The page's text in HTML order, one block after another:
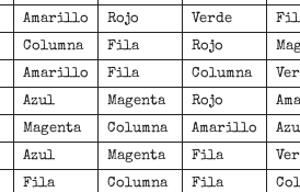
Amarillo Rojo Verde
Columna Fila Rojo
Amarillo Fila Columna
Azul Magenta Rojo
Magenta Columna Amarillo
Azul Magenta Fila
Fila Columna Fila